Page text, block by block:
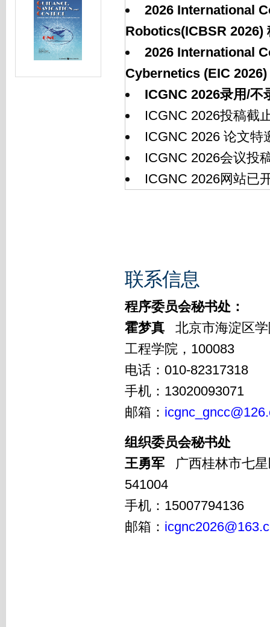
2026 International
Robotics(ICBSR 2026)
2026 International
Cybernetics (EIC
ICGNC 2026录用/不
ICGNC 2026投稿截
ICGNC 2026 论文特
ICGNC 2026会议投
ICGNC 2026网站已
联系信息
程序委员会秘书处：
霍梦真北京市海淀区学
工程学院，100083
电话：010-82317318
手机：13020093071
邮箱：
组织委员会秘书处
王勇军广西桂林市七星
541004
手机：15007794136
邮箱：